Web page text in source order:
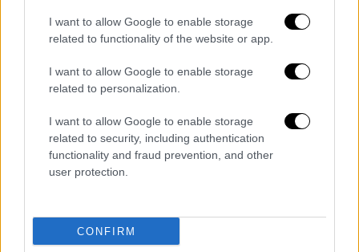
I want to allow Google to enable storage
related to functionality of the website or app.
I want to allow Google to enable storage
related to personalization.
I want to allow Google to enable storage
related to security, including authentication
functionality and fraud prevention, and other
user protection.
CONFIRM
Σύμφωνα με τα στατιστικά στοιχεία του
Οργανισμού Σιδηροδρόμων της ΕΕ, ηΕλλάδα
έχει το χειρότερο ρεκόρ σιδηροδρομικής
δεκαετία, αν και αυτό είναι εύκολα
διαστρεβλωμένο λόγω του μικρού δικτύου
της, που είναι περίπου το 2% του μεγέθους
σιδηροδρομικές γραμμές και όχι επιβάτες